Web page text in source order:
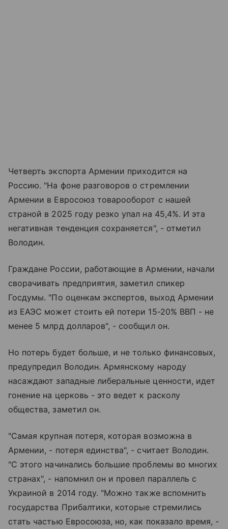
Четверть экспорта Армении приходится на
Россию. "На фоне разговоров о стремлении
Армении в Евросоюз товарооборот с нашей
страной в 2025 году резко упал на 45,4%. И эта
негативная тенденция сохраняется", - отметил
Володин.
Граждане России, работающие в Армении, начали
сворачивать предприятия, заметил спикер
Госдумы. "По оценкам экспертов, выход Армении
из ЕАЭС может стоить ей потери 15-20% ВВП - не
менее 5 млрд долларов", - сообщил он.
Но потерь будет больше, и не только финансовых,
предупредил Володин. Армянскому народу
насаждают западные либеральные ценности, идет
гонение на церковь - это ведет к расколу
общества, заметил он.
"Самая крупная потеря, которая возможна в
Армении, - потеря единства", - считает Володин.
"С этого начинались большие проблемы во многих
странах", - напомнил он и провел параллель с
Украиной в 2014 году. "Можно также вспомнить
государства Прибалтики, которые стремились
стать частью Евросоюза, но, как показало время, -